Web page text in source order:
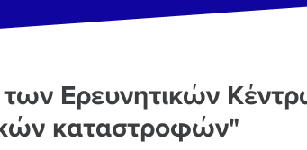
Ερευνητικών
καταστροφών"